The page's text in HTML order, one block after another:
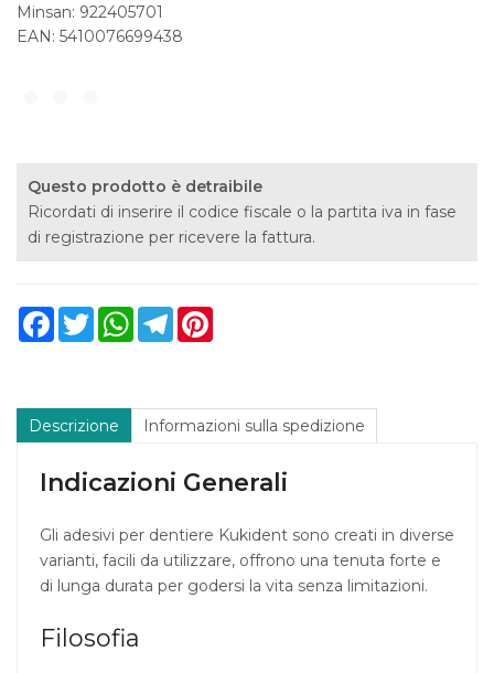
Minsan: 922405701
EAN: 5410076699438
Questo prodotto è detraibile
Ricordati di inserire il codice fiscale o la partita iva in fase
di registrazione per ricevere la fattura.
FacebookTwitterWhatsAppTelegram
Descrizione Informazioni sulla spedizione
Indicazioni Generali
Gli adesivi per dentiere Kukident sono creati in diverse
varianti, facili da utilizzare, offrono una tenuta forte e
di lunga durata per godersi la vita senza limitazioni.
Filosofia